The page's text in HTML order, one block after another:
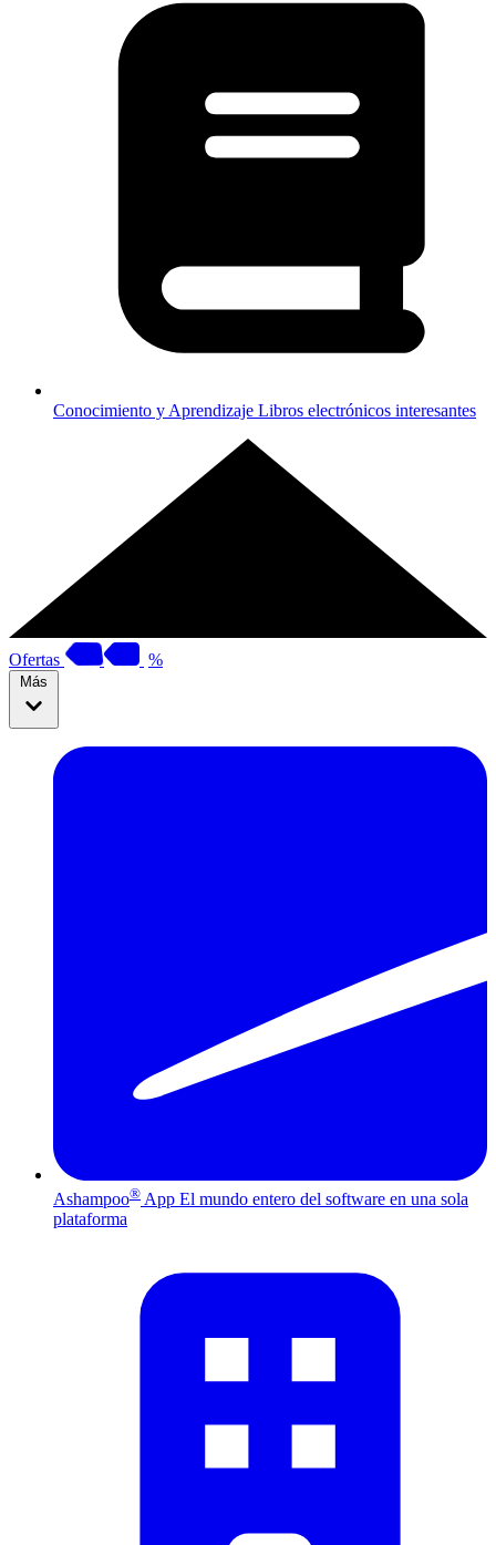
Conocimiento y Aprendizaje Libros electrónicos interesantes
Ofertas %
Más
Ashampoo® App El mundo entero del software en una sola
plataforma